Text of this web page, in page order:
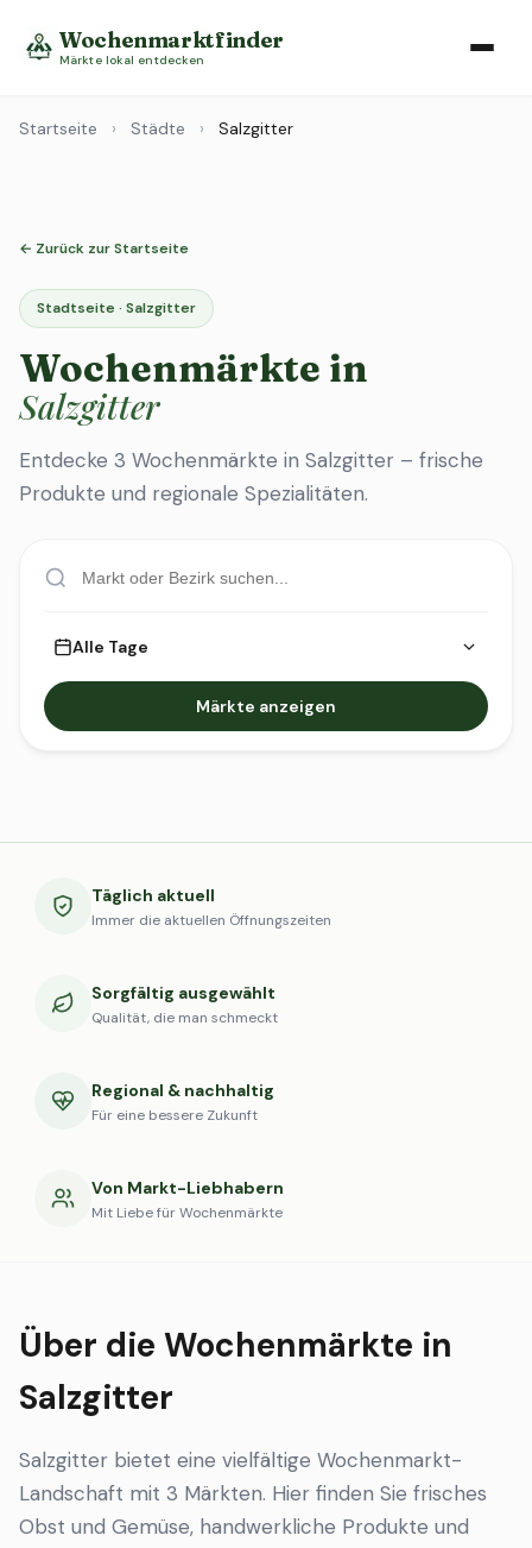
Wochenmarktfinder
Märkte lokal entdecken
Startseite › Städte › Salzgitter
← Zurück zur Startseite
Stadtseite · Salzgitter
Wochenmärkte in
Salzgitter
Entdecke 3 Wochenmärkte in Salzgitter – frische
Produkte und regionale Spezialitäten.
Alle Tage
Märkte anzeigen
Täglich aktuell
Immer die aktuellen Öffnungszeiten
Sorgfältig ausgewählt
Qualität, die man schmeckt
Regional & nachhaltig
Für eine bessere Zukunft
Von Markt-Liebhabern
Mit Liebe für Wochenmärkte
Über die Wochenmärkte in
Salzgitter
Salzgitter bietet eine vielfältige Wochenmarkt-
Landschaft mit 3 Märkten. Hier finden Sie frisches
Obst und Gemüse, handwerkliche Produkte und